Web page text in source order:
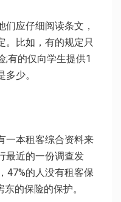
应仔细阅读条文，
。比如，有的规定只
;有的仅向学生提供1
少。
一本租客综合资料来
最近的一份调查发
47%的人没有租客保
的保险的保护。